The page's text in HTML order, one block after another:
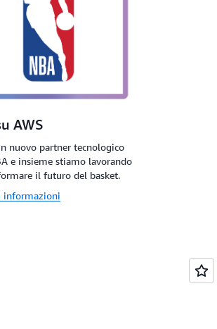
AWS
nuovo partner tecnologico
e insieme stiamo lavorando
il futuro del basket.
informazioni